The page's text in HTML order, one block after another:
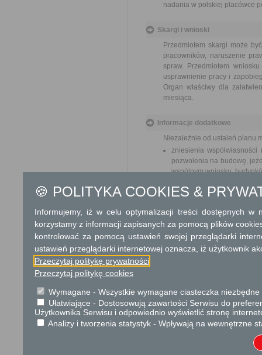
nadania w polskiej placówce
Skargi i wnioski
Przedmiotem skargi może
pracowników, naruszenie
spraw. Przedmiotem
usprawnienie pracy i
Organ właściwy dla
miesiąca.
Informacje dodatkowe
Niezależnie od ustaleń planu
zniesienia
pozwolenia na budowę,
wspólnym wniosku,
wierze,
realizacji roszczeń do
realizacji przepisów
samorządowych,
wydzielenia części
wydzielenia części
realizacji inwestycji w
w rozumieniu przepisów
wydzielenia części
z dnia 8 lipca 2010 r. o
przeciwpowodziowych,
wydzielenia działki
wydzielenia działek gruntu
🍪 POLITYKA COOKIES &
Informujemy, iż w celu optymalizacji treści dostępnych w
korzystamy z informacji zapisanych za pomocą plików
kontrolować za pomocą ustawień swojej przeglądarki
ustawień przeglądarki internetowej oznacza, iż użytkownik
Przeczytaj politykę prywatności
Przeczytaj politykę cookies
Wymagane - Wszystkie wymagane ciasteczka
Ułatwiające - Dostosowują zawartości Serwisu do
Użytkownika Serwisu i odpowiednio wyświetlić stronę
Analizy i tworzenia statystyk - Wpływają na wewnętrzne